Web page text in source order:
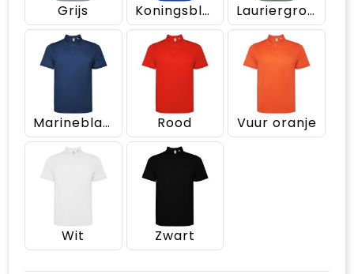
Grijs Koningsblauw Lauriergroen
Marineblauw Rood Vuur oranje
Wit Zwart